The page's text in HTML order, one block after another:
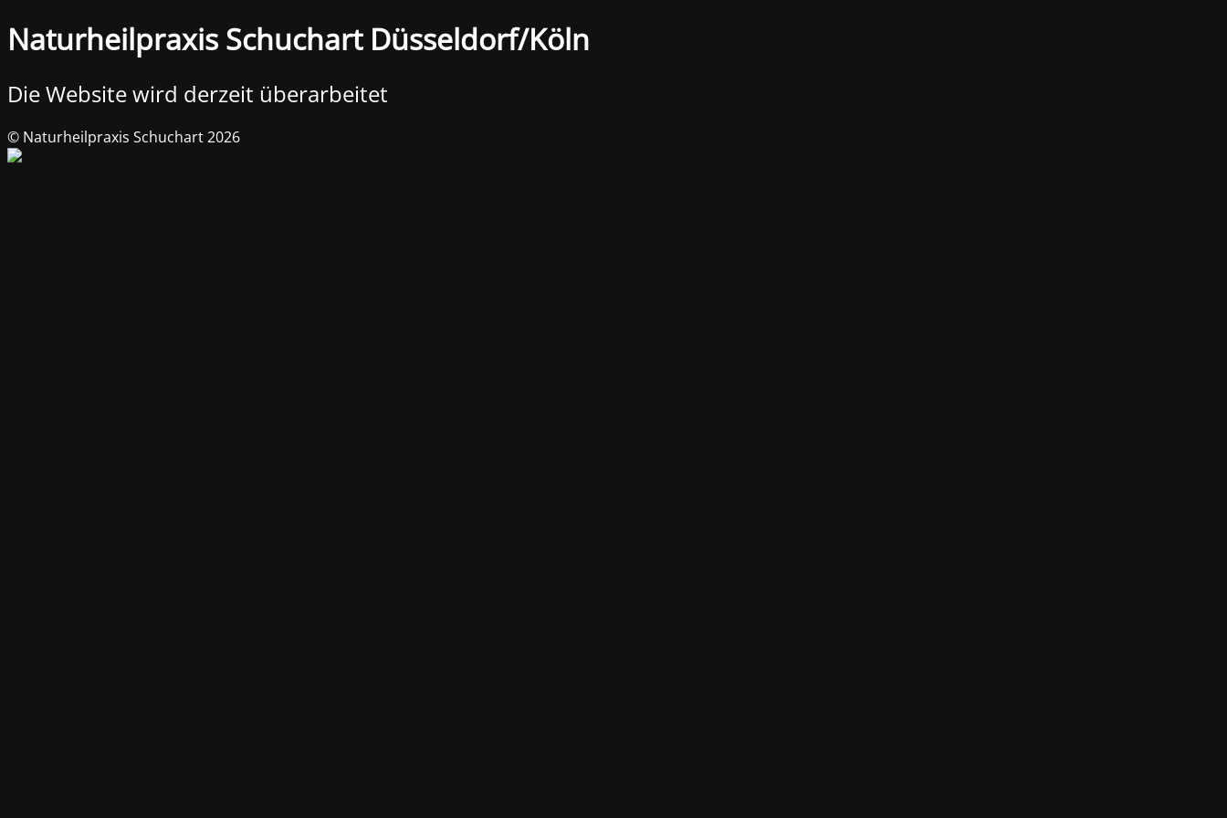
Naturheilpraxis Schuchart Düsseldorf/Köln
Die Website wird derzeit überarbeitet
© Naturheilpraxis Schuchart 2026